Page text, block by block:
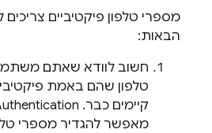
מספרי טלפון פיקטיביים
הבאות:
חשוב לוודא שאתם
טלפון שהם באמת
קיימים כבר.
מאפשר להגדיר מספרי